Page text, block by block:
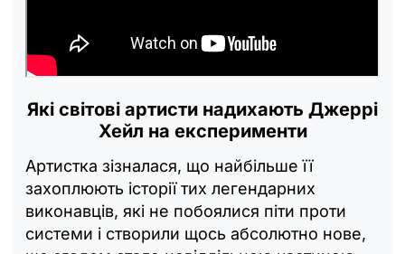
Які світові артисти надихають Джеррі
Хейл на експерименти
Артистка зізналася, що найбільше її
захоплюють історії тих легендарних
виконавців, які не побоялися піти проти
системи і створили щось абсолютно нове,